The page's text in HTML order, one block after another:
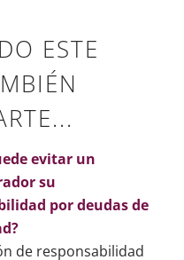
ESTE
evitar un
su
por deudas de
de responsabilidad